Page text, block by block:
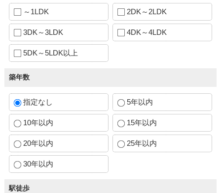
～1LDK 2DK～2LDK
3DK～3LDK 4DK～4LDK
5DK～5LDK以上
築年数
指定なし 5年以内
10年以内 15年以内
20年以内 25年以内
30年以内
駅徒歩